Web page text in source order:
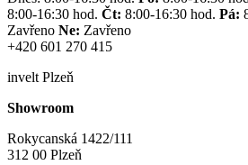
8:00-16:30 hod. Čt: 8:00-16:30 hod. Pá:
Zavřeno Ne: Zavřeno
+420 601 270 415
invelt Plzeň
Showroom
Rokycanská 1422/111
312 00 Plzeň